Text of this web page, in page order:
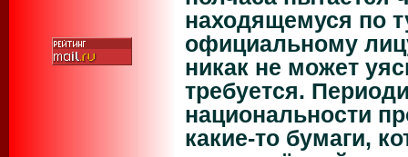
находящемуся по
официальному
никак не может
требуется.
национальности
какие-то бумаги,